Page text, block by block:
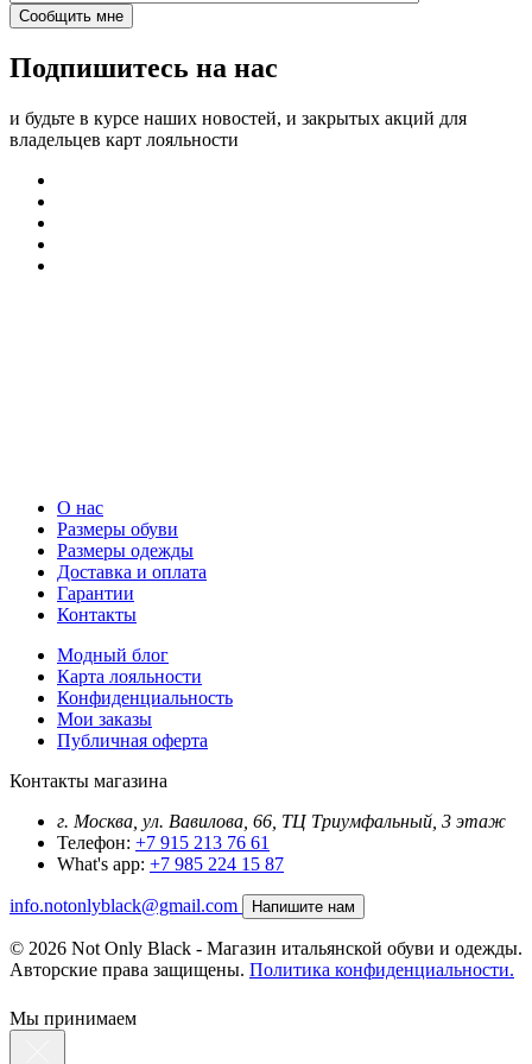
Подпишитесь на нас
и будьте в курсе наших новостей, и закрытых акций для
владельцев карт лояльности
О нас
Размеры обуви
Размеры одежды
Доставка и оплата
Гарантии
Контакты
Модный блог
Карта лояльности
Конфиденциальность
Мои заказы
Публичная оферта
Контакты магазина
г. Москва, ул. Вавилова, 66, ТЦ Триумфальный, 3 этаж
Телефон: +7 915 213 76 61
What's app: +7 985 224 15 87
info.notonlyblack@gmail.com Напишите нам
© 2026 Not Only Black - Магазин итальянской обуви и одежды.
Авторские права защищены. Политика конфиденциальности.
Мы принимаем